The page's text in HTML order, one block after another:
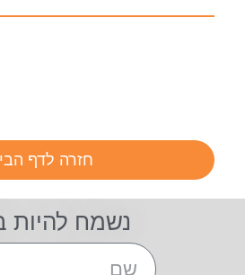
חזרה לדף
נשמח להיות